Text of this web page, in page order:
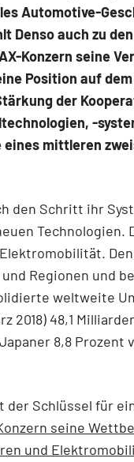
Automotive-
Denso auch zu
Konzern seine
Position auf
der
-
mittleren
den Schritt ihr
Technologien.
Regionen und
weltweite
2018) 48,1
8,8 Prozent
Schlüssel für
seine
und